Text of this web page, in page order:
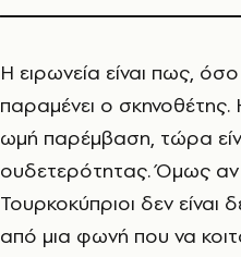
Η ειρωνεία είναι πως,
παραμένει ο
ωμή παρέμβαση, τώρα
ουδετερότητας. Όμως αν
Τουρκοκύπριοι δεν είναι
από μια φωνή που να